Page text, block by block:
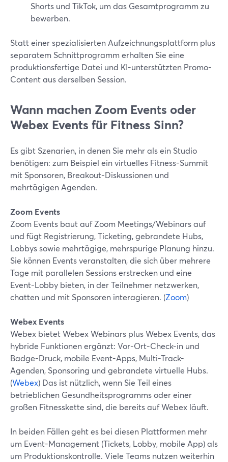
Shorts und TikTok, um das Gesamtprogramm zu
bewerben.
Statt einer spezialisierten Aufzeichnungsplattform plus
separatem Schnittprogramm erhalten Sie eine
produktionsfertige Datei und KI-unterstützten Promo-
Content aus derselben Session.
Wann machen Zoom Events oder
Webex Events für Fitness Sinn?
Es gibt Szenarien, in denen Sie mehr als ein Studio
benötigen: zum Beispiel ein virtuelles Fitness-Summit
mit Sponsoren, Breakout-Diskussionen und
mehrtägigen Agenden.
Zoom Events
Zoom Events baut auf Zoom Meetings/Webinars auf
und fügt Registrierung, Ticketing, gebrandete Hubs,
Lobbys sowie mehrtägige, mehrspurige Planung hinzu.
Sie können Events veranstalten, die sich über mehrere
Tage mit parallelen Sessions erstrecken und eine
Event-Lobby bieten, in der Teilnehmer netzwerken,
chatten und mit Sponsoren interagieren. (Zoom)
Webex Events
Webex bietet Webex Webinars plus Webex Events, das
hybride Funktionen ergänzt: Vor-Ort-Check-in und
Badge-Druck, mobile Event-Apps, Multi-Track-
Agenden, Sponsoring und gebrandete virtuelle Hubs.
(Webex) Das ist nützlich, wenn Sie Teil eines
betrieblichen Gesundheitsprogramms oder einer
großen Fitnesskette sind, die bereits auf Webex läuft.
In beiden Fällen geht es bei diesen Plattformen mehr
um Event-Management (Tickets, Lobby, mobile App) als
um Produktionskontrolle. Viele Teams nutzen weiterhin